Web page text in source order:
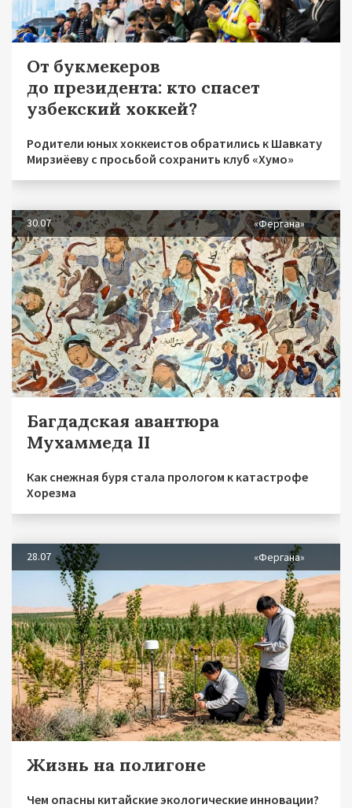
От букмекеров
до президента: кто спасет
узбекский хоккей?
Родители юных хоккеистов обратились к Шавкату
Мирзиёеву с просьбой сохранить клуб «Хумо»
30.07 «Фергана»
Багдадская авантюра
Мухаммеда II
Как снежная буря стала прологом к катастрофе
Хорезма
28.07 «Фергана»
Жизнь на полигоне
Чем опасны китайские экологические инновации?